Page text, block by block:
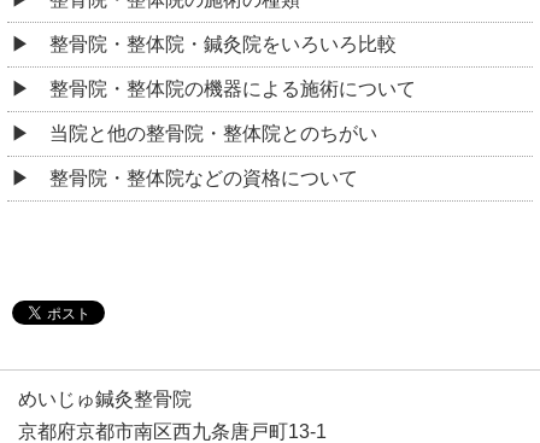
整骨院・整体院・鍼灸院をいろいろ比較
整骨院・整体院の機器による施術について
当院と他の整骨院・整体院とのちがい
整骨院・整体院などの資格について
めいじゅ鍼灸整骨院
京都府京都市南区西九条唐戸町13-1